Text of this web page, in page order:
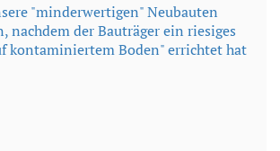
"minderwertigen" Neubauten
nachdem der Bauträger ein riesiges
kontaminiertem Boden" errichtet hat